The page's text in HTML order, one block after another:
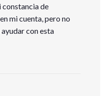
de
mi cuenta, pero no
con esta